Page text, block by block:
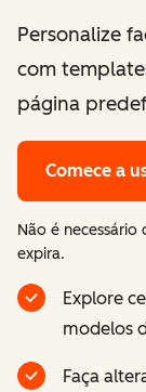
Personalize
com
página
Comece a
Não é
expira.
Explore
modelos
Faça